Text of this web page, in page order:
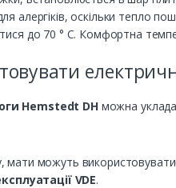
алергіків, оскільки тепло
до 70 ° С. Комфортна
Hemstedt DHможна
можуть
VDE.